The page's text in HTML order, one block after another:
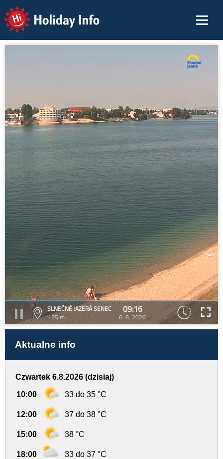
Holiday Info
SLNEČNÉ JAZERÁ SENEC
125 m
09:16
6. 8. 2026
Aktualne info
Czwartek 6.8.2026 (dzisiaj)
10:00 33 do 35 °C
12:00 37 do 38 °C
15:00 38 °C
18:00 33 do 37 °C